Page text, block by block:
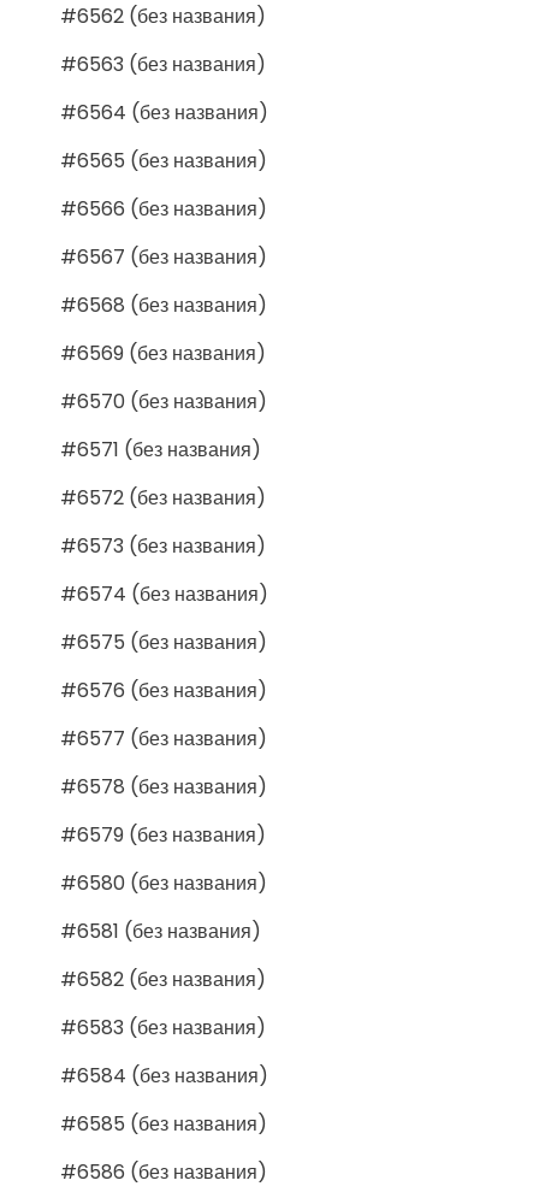
#6562 (без названия)
#6563 (без названия)
#6564 (без названия)
#6565 (без названия)
#6566 (без названия)
#6567 (без названия)
#6568 (без названия)
#6569 (без названия)
#6570 (без названия)
#6571 (без названия)
#6572 (без названия)
#6573 (без названия)
#6574 (без названия)
#6575 (без названия)
#6576 (без названия)
#6577 (без названия)
#6578 (без названия)
#6579 (без названия)
#6580 (без названия)
#6581 (без названия)
#6582 (без названия)
#6583 (без названия)
#6584 (без названия)
#6585 (без названия)
#6586 (без названия)